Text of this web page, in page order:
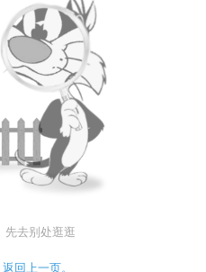
先去别处逛逛
返回上一页。